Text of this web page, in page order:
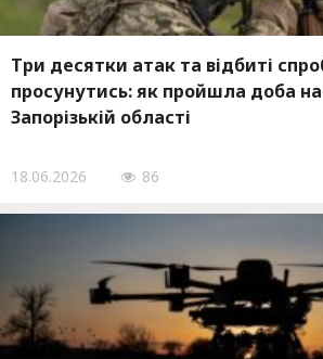
Три десятки атак та відбиті
просунутись: як пройшла доба
Запорізькій області
18.06.2026 86